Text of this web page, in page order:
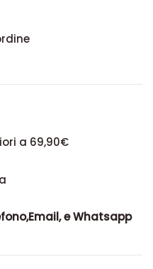
a 69,90€
e Whatsapp